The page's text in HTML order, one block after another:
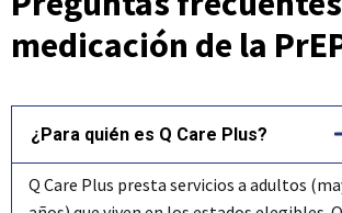
medicación de la
¿Para quién es Q Care Plus?
Q Care Plus presta servicios a adultos